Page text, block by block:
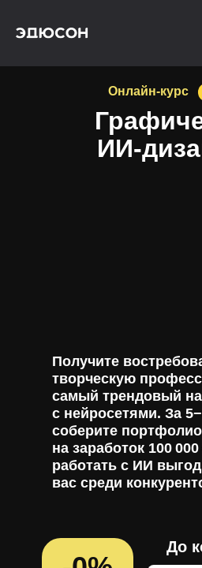
ИИ-
Получите
творческую
самый трендовый
с нейросетями. За
соберите
на заработок 100
работать с ИИ
вас среди
До
Онлайн-курс